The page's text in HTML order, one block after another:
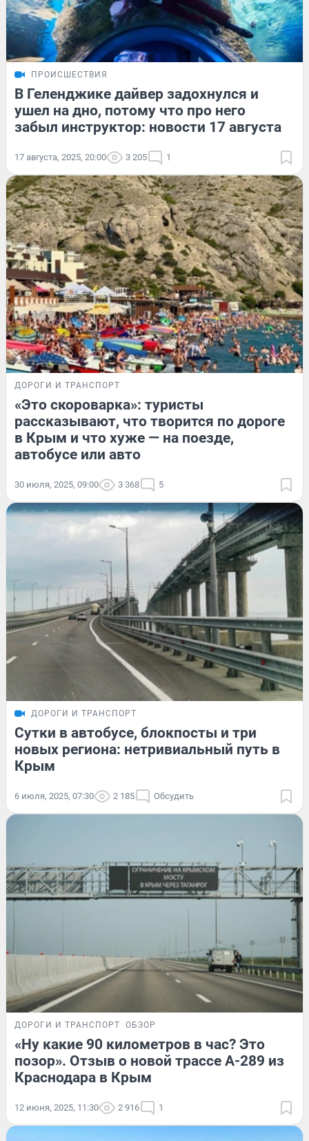
ПРОИСШЕСТВИЯ
В Геленджике дайвер задохнулся и
ушел на дно, потому что про него
забыл инструктор: новости 17 августа
17 августа, 2025, 20:00 3 205 1
ДОРОГИ И ТРАНСПОРТ
«Это скороварка»: туристы
рассказывают, что творится по дороге
в Крым и что хуже — на поезде,
автобусе или авто
30 июля, 2025, 09:00 3 368 5
ДОРОГИ И ТРАНСПОРТ
Сутки в автобусе, блокпосты и три
новых региона: нетривиальный путь в
Крым
6 июля, 2025, 07:30 2 185 Обсудить
ДОРОГИ И ТРАНСПОРТ ОБЗОР
«Ну какие 90 километров в час? Это
позор». Отзыв о новой трассе А-289 из
Краснодара в Крым
12 июня, 2025, 11:30 2 916 1